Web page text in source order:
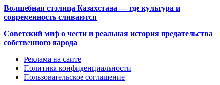
Волшебная столица Казахстана — где культура и
современность сливаются
Советский миф о чести и реальная история предательства
собственного народа
Реклама на сайте
Политика конфиденциальности
Пользовательское соглашение